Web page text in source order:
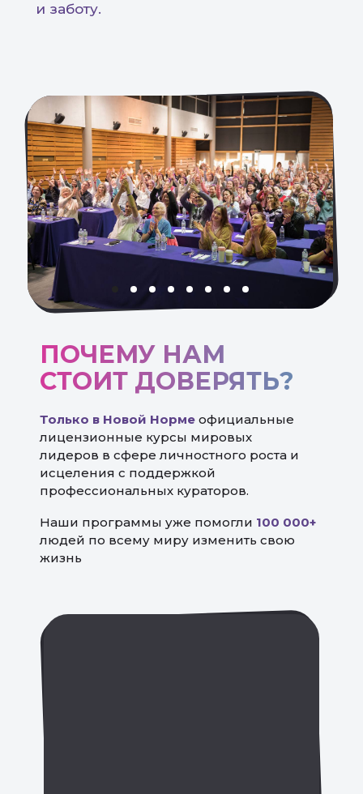
и заботу.
Наши программы уже помогли 100 000+
людей по всему миру изменить свою
жизнь
Только в Новой Норме официальные
лицензионные курсы мировых
лидеров в сфере личностного роста и
исцеления с поддержкой
профессиональных кураторов.
ПОЧЕМУ НАМ
СТОИТ ДОВЕРЯТЬ?